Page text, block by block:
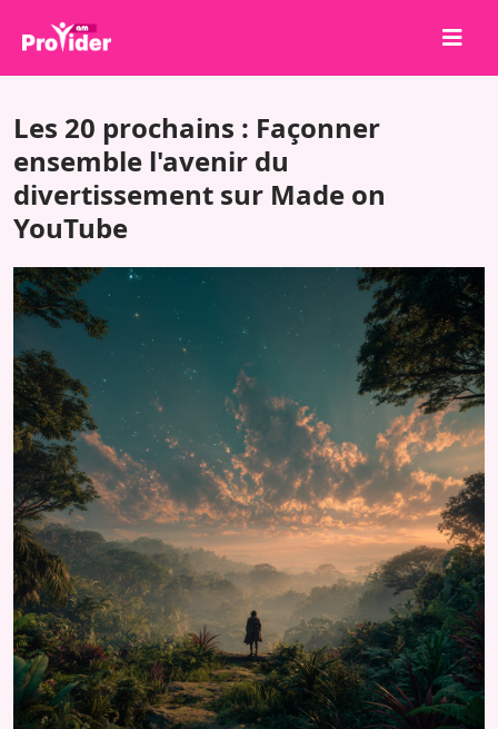
À propos de nous
Se connecter
S'inscrire
Services
API
Conditions
Blog
Les 20 prochains : Façonner
ensemble l'avenir du
divertissement sur Made on
YouTube